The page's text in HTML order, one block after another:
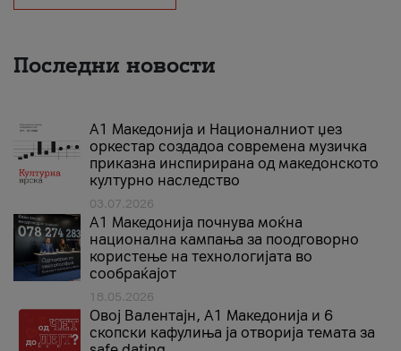
Последни новости
А1 Македонија и Националниот џез
оркестар создадоа современа музичка
приказна инспирирана од македонското
културно наследство
03.07.2026
A1 Македонија почнува моќна
национална кампања за поодговорно
користење на технологијата во
сообраќајот
18.05.2026
Овој Валентајн, A1 Македонија и 6
скопски кафулиња ја отворија темата за